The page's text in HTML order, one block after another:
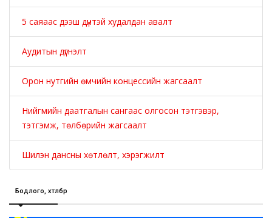
5 саяаас дээш дүнтэй худалдан авалт
Аудитын дүгнэлт
Орон нутгийн өмчийн концессийн жагсаалт
Нийгмийн даатгалын сангаас олгосон тэтгэвэр,
тэтгэмж, төлбөрийн жагсаалт
Шилэн дансны хөтлөлт, хэрэгжилт
Бодлого, хөтөлбөр